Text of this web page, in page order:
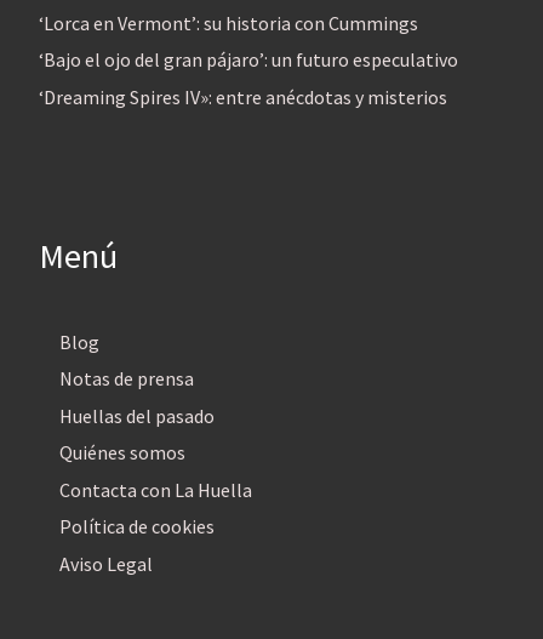
‘Lorca en Vermont’: su historia con Cummings
‘Bajo el ojo del gran pájaro’: un futuro especulativo
‘Dreaming Spires IV»: entre anécdotas y misterios
Menú
Blog
Notas de prensa
Huellas del pasado
Quiénes somos
Contacta con La Huella
Política de cookies
Aviso Legal